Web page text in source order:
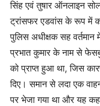
सिंह एवं तुषार ऑनलाइन
ट्रांसफर एडवांस के रूप में
पुलिस अधीक्षक सह
प्रभात कुमार के नाम से
को प्राप्त हुआ था, जिस
दिए। समान से लदा एक
पर भेजा गया था और यह